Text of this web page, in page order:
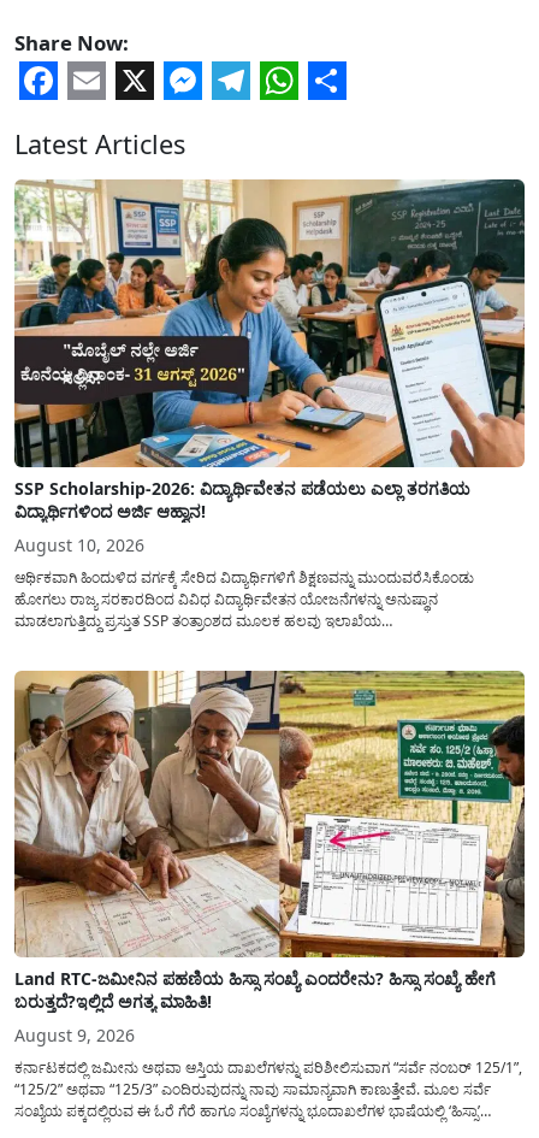
Share Now:
Latest Articles
SSP Scholarship-2026: ವಿದ್ಯಾರ್ಥಿವೇತನ ಪಡೆಯಲು ಎಲ್ಲಾ ತರಗತಿಯ
ವಿದ್ಯಾರ್ಥಿಗಳಿಂದ ಅರ್ಜಿ ಆಹ್ವಾನ!
August 10, 2026
ಆರ್ಥಿಕವಾಗಿ ಹಿಂದುಳಿದ ವರ್ಗಕ್ಕೆ ಸೇರಿದ ವಿದ್ಯಾರ್ಥಿಗಳಿಗೆ ಶಿಕ್ಷಣವನ್ನು ಮುಂದುವರೆಸಿಕೊಂಡು
ಹೋಗಲು ರಾಜ್ಯ ಸರಕಾರದಿಂದ ವಿವಿಧ ವಿದ್ಯಾರ್ಥಿವೇತನ ಯೋಜನೆಗಳನ್ನು ಅನುಷ್ಥಾನ
ಮಾಡಲಾಗುತ್ತಿದ್ದು ಪ್ರಸ್ತುತ SSP ತಂತ್ರಾಂಶದ ಮೂಲಕ ಹಲವು ಇಲಾಖೆಯ
ವಿದ್ಯಾರ್ಥಿವೇತನವನ್ನು(Scholarship Application) ಪಡೆಯಲು ವಿದ್ಯಾರ್ಥಿಗಳಿಗೆ ಅರ್ಜಿ ಸಲ್ಲಿಸಲು
ಸರಳ...
Land RTC-ಜಮೀನಿನ ಪಹಣಿಯ ಹಿಸ್ಸಾ ಸಂಖ್ಯೆ ಎಂದರೇನು? ಹಿಸ್ಸಾ ಸಂಖ್ಯೆ ಹೇಗೆ
ಬರುತ್ತದೆ?ಇಲ್ಲಿದೆ ಅಗತ್ಯ ಮಾಹಿತಿ!
August 9, 2026
ಕರ್ನಾಟಕದಲ್ಲಿ ಜಮೀನು ಅಥವಾ ಆಸ್ತಿಯ ದಾಖಲೆಗಳನ್ನು ಪರಿಶೀಲಿಸುವಾಗ “ಸರ್ವೆ ನಂಬರ್ 125/1”,
“125/2” ಅಥವಾ “125/3” ಎಂದಿರುವುದನ್ನು ನಾವು ಸಾಮಾನ್ಯ​ವಾಗಿ ಕಾಣುತ್ತೇವೆ. ಮೂಲ ಸರ್ವೆ
ಸಂಖ್ಯೆಯ ಪಕ್ಕದಲ್ಲಿರುವ ಈ ಓರೆ ಗೆರೆ ಹಾಗೂ ಸಂಖ್ಯೆಗಳನ್ನು ಭೂದಾಖಲೆಗಳ ಭಾಷೆಯಲ್ಲಿ ‘ಹಿಸ್ಸಾ’